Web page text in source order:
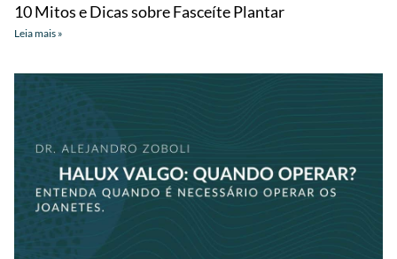
10 Mitos e Dicas sobre Fasceíte Plantar
Leia mais »